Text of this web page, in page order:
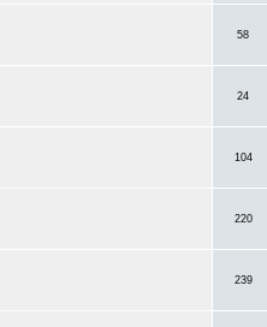
58
24
104
220
239